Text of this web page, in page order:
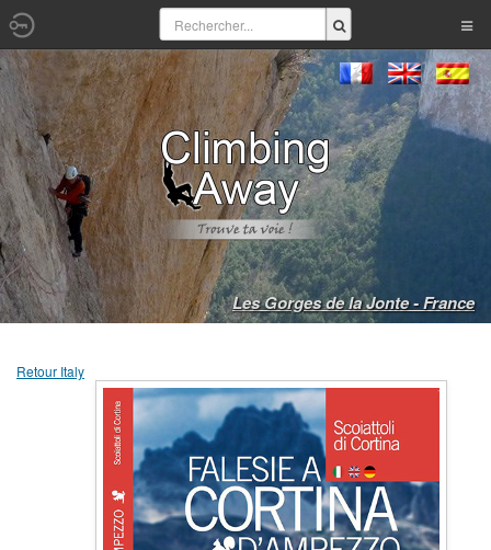
Les Gorges de la Jonte - France
Retour Italy